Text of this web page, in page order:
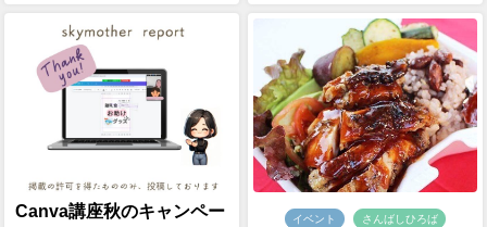
Canva講座秋のキャンペー
イベント さんばしひろば